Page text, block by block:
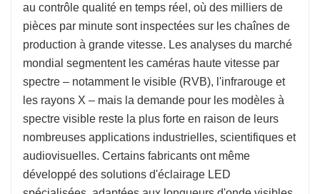
au contrôle qualité en temps réel, où des milliers de
pièces par minute sont inspectées sur les chaînes de
production à grande vitesse. Les analyses du marché
mondial segmentent les caméras haute vitesse par
spectre – notamment le visible (RVB), l'infrarouge et
les rayons X – mais la demande pour les modèles à
spectre visible reste la plus forte en raison de leurs
nombreuses applications industrielles, scientifiques et
audiovisuelles. Certains fabricants ont même
développé des solutions d'éclairage LED